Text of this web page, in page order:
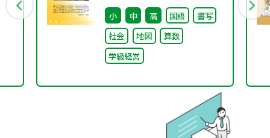
る〜「あの日」を語り継
ぐ本川小学校の子どもた
ち〜
小 中 高 国語
書写
社会
地図
算数
学級経営